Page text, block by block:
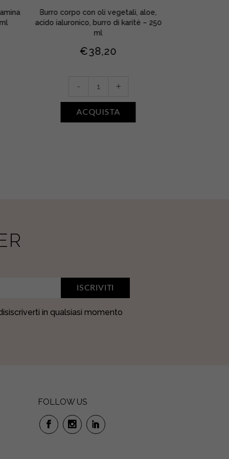
Burro corpo con oli vegetali, aloe,
acido ialuronico, burro di karité – 250
ml
€38,20
- +
ACQUISTA
ISCRIVITI
in qualsiasi momento
FOLLOW US